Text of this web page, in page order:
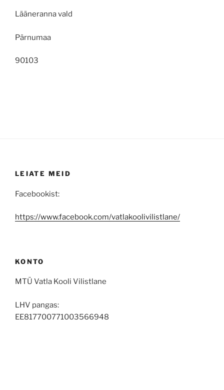
Lääneranna vald
Pärnumaa
90103
LEIATE MEID
Facebookist:
https://www.facebook.com/vatlakoolivilistlane/
KONTO
MTÜ Vatla Kooli Vilistlane
LHV pangas:
EE817700771003566948